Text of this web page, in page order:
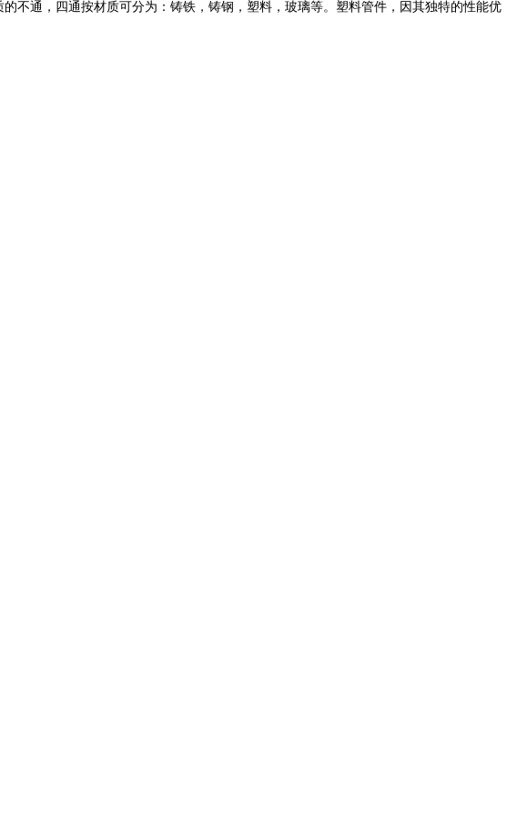
不通，四通按材质可分为：铸铁，铸钢，塑料，玻璃等。塑料管件，因其独特的性能优